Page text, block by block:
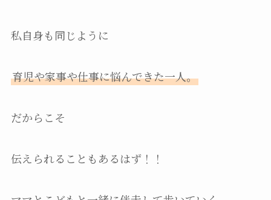
私自身も同じように
育児や家事や仕事に悩んできた一人。
だからこそ
伝えられることもあるはず！！